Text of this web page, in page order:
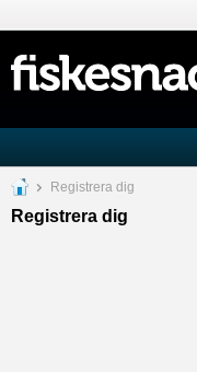
Registrera dig
Registrera dig